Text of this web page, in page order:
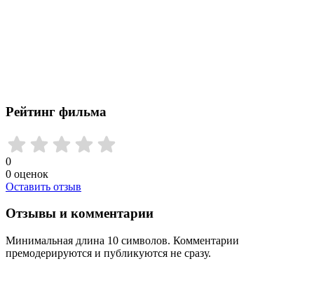
Рейтинг фильма
0
0 оценок
Оставить отзыв
Отзывы и комментарии
Минимальная длина 10 символов. Комментарии
премодерируются и публикуются не сразу.